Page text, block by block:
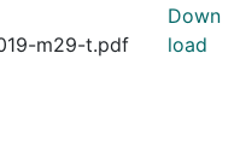
m29-t.pdf
Down
load